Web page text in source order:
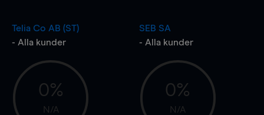
Telia Co AB (ST)
- Alla kunder
0%
N/A
SEB SA
- Alla kunder
0%
N/A